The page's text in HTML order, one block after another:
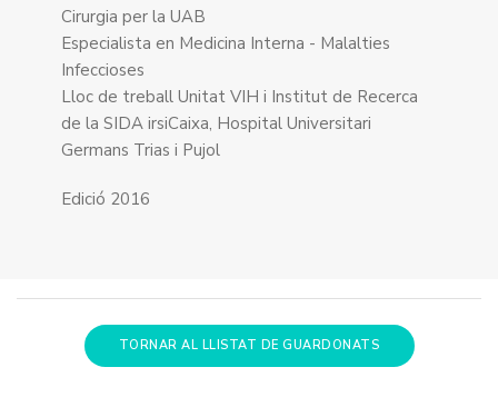
Cirurgia per la UAB
Especialista en Medicina Interna - Malalties
Infeccioses
Lloc de treball Unitat VIH i Institut de Recerca
de la SIDA irsiCaixa, Hospital Universitari
Germans Trias i Pujol
Edició 2016
TORNAR AL LLISTAT DE GUARDONATS